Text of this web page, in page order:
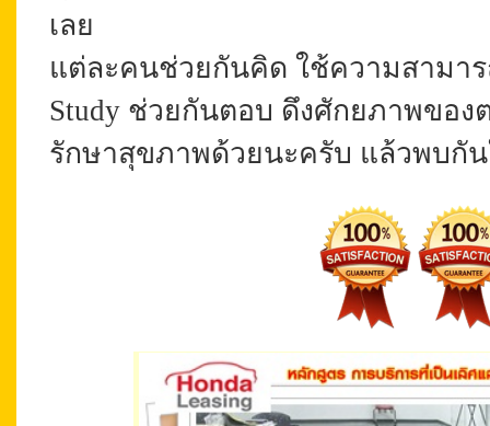
เลย
แต่ละคนช่วยกันคิด ใช้ความสามา
Study ช่วยกันตอบ ดึงศักยภาพของ
รักษาสุขภาพด้วยนะครับ แล้วพบกั